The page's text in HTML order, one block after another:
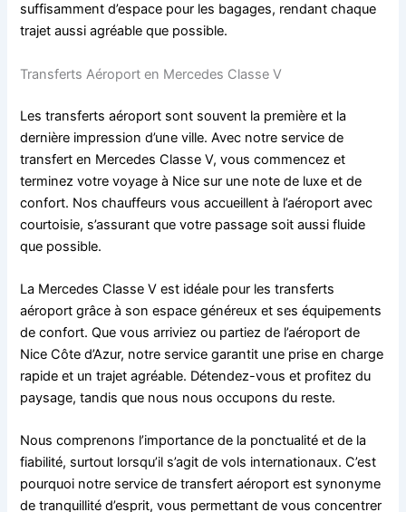
suffisamment d’espace pour les bagages, rendant chaque
trajet aussi agréable que possible.
Transferts Aéroport en Mercedes Classe V
Les transferts aéroport sont souvent la première et la
dernière impression d’une ville. Avec notre service de
transfert en Mercedes Classe V, vous commencez et
terminez votre voyage à Nice sur une note de luxe et de
confort. Nos chauffeurs vous accueillent à l’aéroport avec
courtoisie, s’assurant que votre passage soit aussi fluide
que possible.
La Mercedes Classe V est idéale pour les transferts
aéroport grâce à son espace généreux et ses équipements
de confort. Que vous arriviez ou partiez de l’aéroport de
Nice Côte d’Azur, notre service garantit une prise en charge
rapide et un trajet agréable. Détendez-vous et profitez du
paysage, tandis que nous nous occupons du reste.
Nous comprenons l’importance de la ponctualité et de la
fiabilité, surtout lorsqu’il s’agit de vols internationaux. C’est
pourquoi notre service de transfert aéroport est synonyme
de tranquillité d’esprit, vous permettant de vous concentrer